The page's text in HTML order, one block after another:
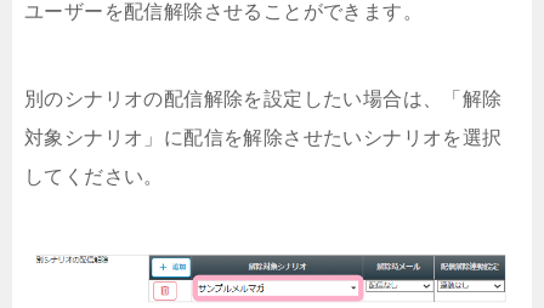
ユーザーを配信解除させることができます。
別のシナリオの配信解除を設定したい場合は、「解除
対象シナリオ」に配信を解除させたいシナリオを選択
してください。